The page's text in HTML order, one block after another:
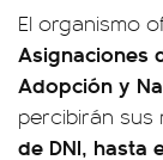
El organismo
Asignaciones
Adopción y
percibirán sus
de DNI, hasta